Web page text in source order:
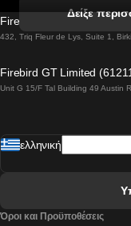
Δείξε
Firebird GT Limited (OC
432, Triq Fleur de Lys, Suite 1,
Firebird GT Limited
Unit G 15/F Tal Building 49 Austin
ελληνική
Όροι και Προϋποθέσεις